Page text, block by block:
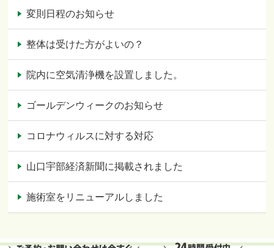
変則日程のお知らせ
整体は受けた方がよいの？
院内に空気清浄機を設置しました。
ゴールデンウィークのお知らせ
コロナウィルスに対する対応
山口宇部経済新聞に掲載されました
施術室をリニューアルしました